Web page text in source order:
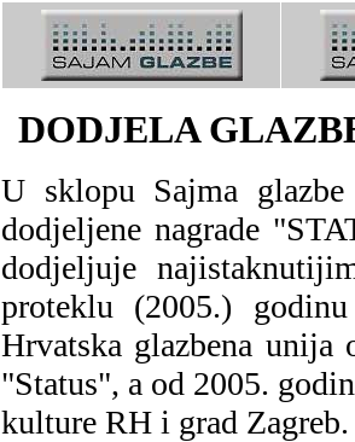
DODJELA
U sklopu Sajma
dodjeljene nagrade
dodjeljuje
proteklu (2005.)
Hrvatska glazbena unija
"Status", a od 2005.
kulture RH i grad Zagreb.